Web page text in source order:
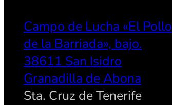
Campo de Lucha «El Pollo
de la Barriada», bajo.
38611 San Isidro
Granadilla de Abona
Sta. Cruz de Tenerife